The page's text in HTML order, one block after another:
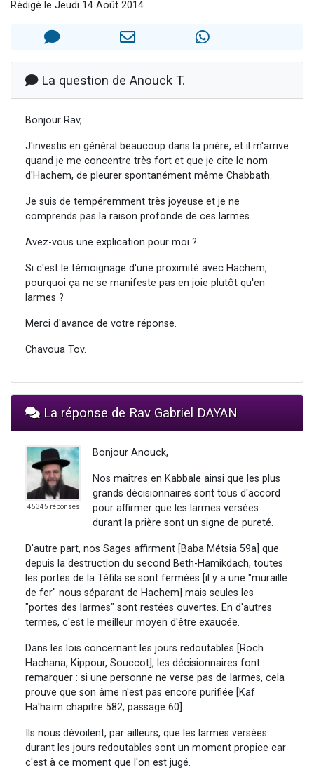
Il reste 49 places pour étudier en groupe sur Zoom
12 nouvelles musiques dans Torah-Box Music
2 personnes viennent de nous rejoindre sur WhatsApp
Rédigé le Jeudi 14 Août 2014
La question de Anouck T.
Bonjour Rav,
J'investis en général beaucoup dans la prière, et il m'arrive
quand je me concentre très fort et que je cite le nom
d'Hachem, de pleurer spontanément même Chabbath.
Je suis de tempéremment très joyeuse et je ne
comprends pas la raison profonde de ces larmes.
Avez-vous une explication pour moi ?
Si c'est le témoignage d'une proximité avec Hachem,
pourquoi ça ne se manifeste pas en joie plutôt qu'en
larmes ?
Merci d'avance de votre réponse.
Chavoua Tov.
La réponse de Rav Gabriel DAYAN
45345 réponses
Bonjour Anouck,
Nos maîtres en Kabbale ainsi que les plus
grands décisionnaires sont tous d'accord
pour affirmer que les larmes versées
durant la prière sont un signe de pureté.
D'autre part, nos Sages affirment [Baba Métsia 59a] que
depuis la destruction du second Beth-Hamikdach, toutes
les portes de la Téfila se sont fermées [il y a une "muraille
de fer" nous séparant de Hachem] mais seules les
"portes des larmes" sont restées ouvertes. En d'autres
termes, c'est le meilleur moyen d'être exaucée.
Dans les lois concernant les jours redoutables [Roch
Hachana, Kippour, Souccot], les décisionnaires font
remarquer : si une personne ne verse pas de larmes, cela
prouve que son âme n'est pas encore purifiée [Kaf
Ha'haïm chapitre 582, passage 60].
Ils nous dévoilent, par ailleurs, que les larmes versées
durant les jours redoutables sont un moment propice car
c'est à ce moment que l'on est jugé.